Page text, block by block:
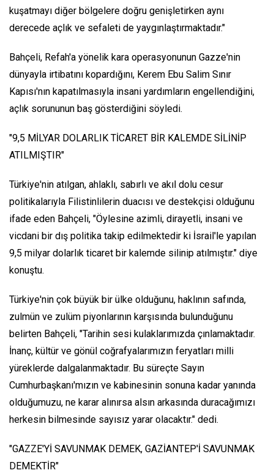
kuşatmayı diğer bölgelere doğru genişletirken aynı
derecede açlık ve sefaleti de yaygınlaştırmaktadır."
Bahçeli, Refah'a yönelik kara operasyonunun Gazze'nin
dünyayla irtibatını kopardığını, Kerem Ebu Salim Sınır
Kapısı'nın kapatılmasıyla insani yardımların engellendiğini,
açlık sorununun baş gösterdiğini söyledi.
"9,5 MİLYAR DOLARLIK TİCARET BİR KALEMDE SİLİNİP
ATILMIŞTIR"
Türkiye'nin atılgan, ahlaklı, sabırlı ve akıl dolu cesur
politikalarıyla Filistinlilerin duacısı ve destekçisi olduğunu
ifade eden Bahçeli, "Öylesine azimli, dirayetli, insani ve
vicdani bir dış politika takip edilmektedir ki İsrail'le yapılan
9,5 milyar dolarlık ticaret bir kalemde silinip atılmıştır." diye
konuştu.
Türkiye'nin çok büyük bir ülke olduğunu, haklının safında,
zulmün ve zulüm piyonlarının karşısında bulunduğunu
belirten Bahçeli, "Tarihin sesi kulaklarımızda çınlamaktadır.
İnanç, kültür ve gönül coğrafyalarımızın feryatları milli
yüreklerde dalgalanmaktadır. Bu süreçte Sayın
Cumhurbaşkanı'mızın ve kabinesinin sonuna kadar yanında
olduğumuzu, ne karar alınırsa alsın arkasında duracağımızı
herkesin bilmesinde sayısız yarar olacaktır." dedi.
"GAZZE'Yİ SAVUNMAK DEMEK, GAZİANTEP'İ SAVUNMAK
DEMEKTİR"